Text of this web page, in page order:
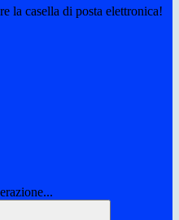
la casella di posta elettronica!